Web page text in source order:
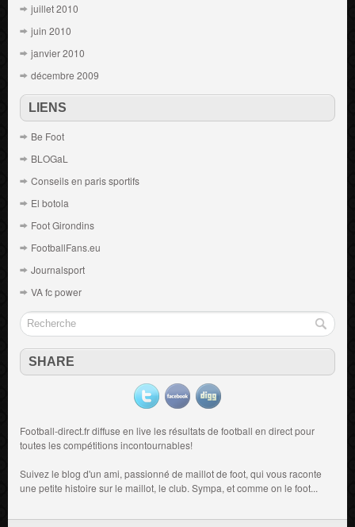
juillet 2010
juin 2010
janvier 2010
décembre 2009
LIENS
Be Foot
BLOGaL
Conseils en paris sportifs
El botola
Foot Girondins
FootballFans.eu
Journalsport
VA fc power
SHARE
Football-direct.fr diffuse en live les résultats de football en directpour
toutes les compétitions incontournables!
Suivez le blog d'un ami, passionné de maillot de foot, qui vous raconte
une petite histoire sur le maillot, le club. Sympa, et comme on le foot...